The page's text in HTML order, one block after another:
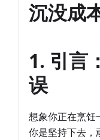
沉没成
1. 引言
误
想象你正在烹饪
你是坚持下去，